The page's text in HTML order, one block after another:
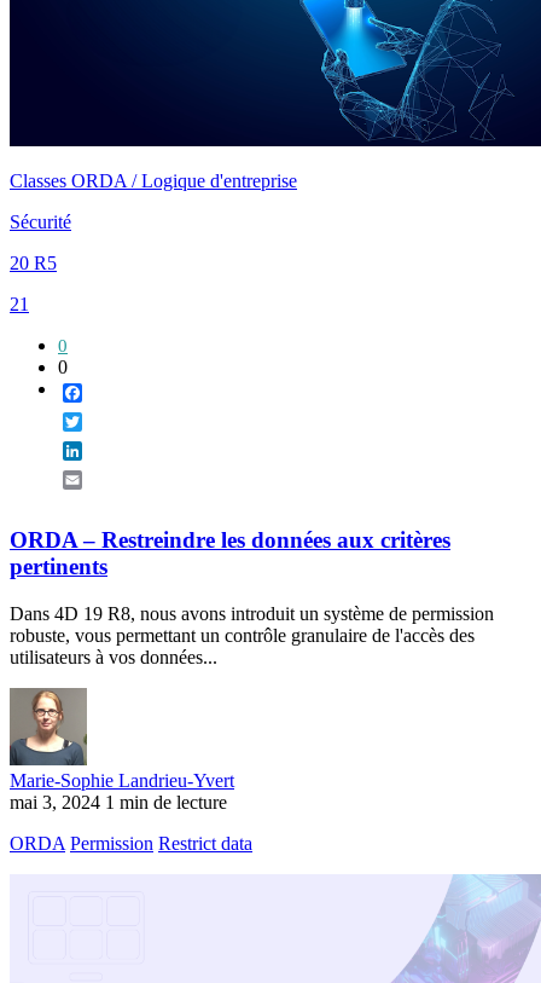
Classes ORDA / Logique d'entreprise
Sécurité
20 R5
21
0
0
ORDA – Restreindre les données aux critères
pertinents
Dans 4D 19 R8, nous avons introduit un système de permission
robuste, vous permettant un contrôle granulaire de l'accès des
utilisateurs à vos données...
Marie-Sophie Landrieu-Yvert
mai 3, 2024 1 min de lecture
ORDA Permission Restrict data